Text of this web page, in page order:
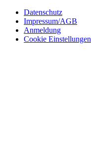
Datenschutz
Impressum/AGB
Anmeldung
Cookie Einstellungen